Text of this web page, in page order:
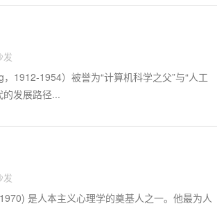
发
1912-1954）被誉为“计算机科学之父”与“人工
的发展路径...
发
是人本主义心理学的奠基人之一。他最为人